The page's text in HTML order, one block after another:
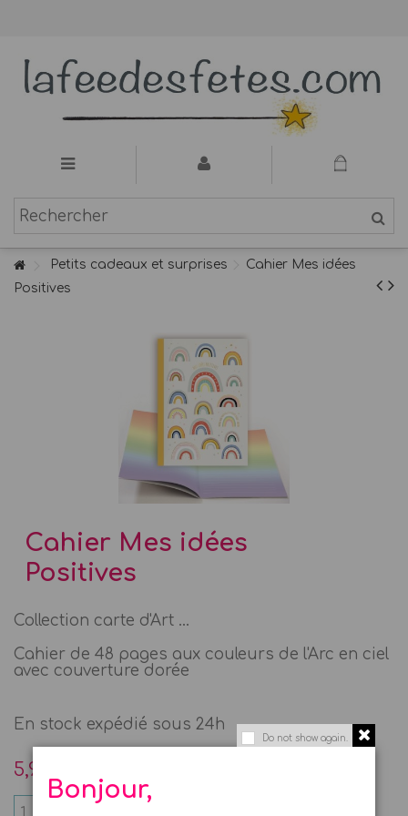
Do not show again.
Bonjour,
Petits cadeaux et surprises
Cahier Mes idées
Positives
Cahier Mes idées
Positives
Collection carte d'Art ...
Cahier de 48 pages aux couleurs de l'Arc en ciel
avec couverture dorée
En stock expédié sous 24h
5,90 €